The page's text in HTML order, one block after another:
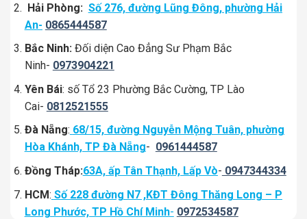
Hải Phòng: Số 276, đường Lũng Đông, phường Hải
An- 0865444587
Bắc Ninh: Đối diện Cao Đẳng Sư Phạm Bắc
Ninh- 0973904221
Yên Bái: số Tổ 23 Phường Bắc Cường, TP Lào
Cai- 0812521555
Đà Nẵng: 68/15, đường Nguyễn Mộng Tuân, phường
Hòa Khánh, TP Đà Nẵng- 0961444587
Đồng Tháp:63A, ấp Tân Thạnh, Lấp Vò- 0947344334
HCM: Số 228 đường N7 ,KĐT Đông Thăng Long – P
Long Phước, TP Hồ Chí Minh- 0972534587